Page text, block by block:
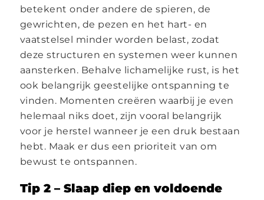
betekent onder andere de spieren, de
gewrichten, de pezen en het hart- en
vaatstelsel minder worden belast, zodat
deze structuren en systemen weer kunnen
aansterken. Behalve lichamelijke rust, is het
ook belangrijk geestelijke ontspanning te
vinden. Momenten creëren waarbij je even
helemaal niks doet, zijn vooral belangrijk
voor je herstel wanneer je een druk bestaan
hebt. Maak er dus een prioriteit van om
bewust te ontspannen.
Tip 2 – Slaap diep en voldoende